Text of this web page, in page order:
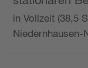
in Vollzeit (38,5
Niedernhausen-